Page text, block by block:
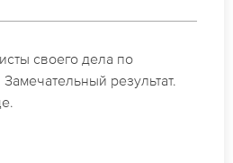
маникюр на день
1.5 часа все было готово.